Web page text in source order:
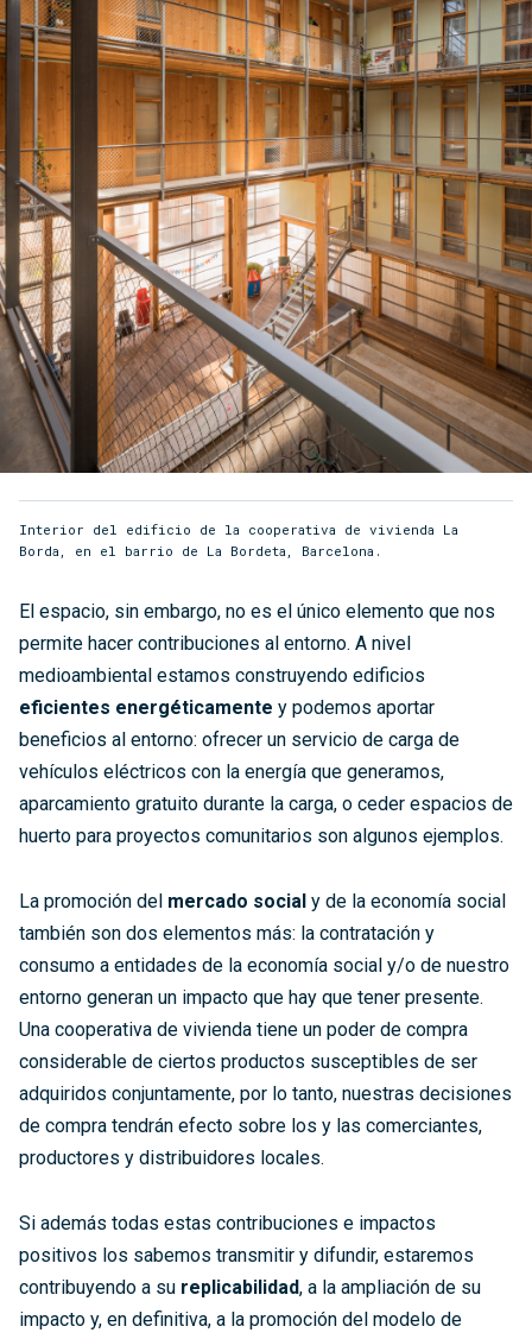
Interior del edificio de la cooperativa de vivienda La
Borda, en el barrio de La Bordeta, Barcelona.
El espacio, sin embargo, no es el único elemento que nos
permite hacer contribuciones al entorno. A nivel
medioambiental estamos construyendo edificios
eficientes energéticamente y podemos aportar
beneficios al entorno: ofrecer un servicio de carga de
vehículos eléctricos con la energía que generamos,
aparcamiento gratuito durante la carga, o ceder espacios de
huerto para proyectos comunitarios son algunos ejemplos.
La promoción del mercado social y de la economía social
también son dos elementos más: la contratación y
consumo a entidades de la economía social y/o de nuestro
entorno generan un impacto que hay que tener presente.
Una cooperativa de vivienda tiene un poder de compra
considerable de ciertos productos susceptibles de ser
adquiridos conjuntamente, por lo tanto, nuestras decisiones
de compra tendrán efecto sobre los y las comerciantes,
productores y distribuidores locales.
Si además todas estas contribuciones e impactos
positivos los sabemos transmitir y difundir, estaremos
contribuyendo a su replicabilidad, a la ampliación de su
impacto y, en definitiva, a la promoción del modelo de